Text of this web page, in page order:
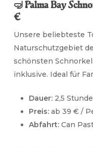
🤿 Palma Bay
€
Unsere beliebteste
Naturschutzgebiet
schönsten
inklusive. Ideal für
Dauer:2,5
Preis:ab 39 € /
Abfahrt:Can